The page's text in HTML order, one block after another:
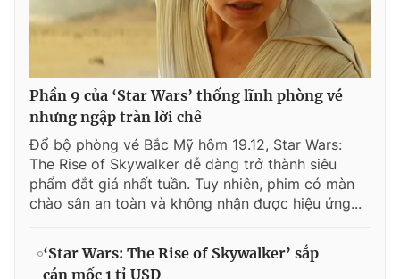
Phần 9 của ‘Star Wars’ thống lĩnh phòng vé
nhưng ngập tràn lời chê
Đổ bộ phòng vé Bắc Mỹ hôm 19.12, Star Wars:
The Rise of Skywalker dễ dàng trở thành siêu
phẩm đắt giá nhất tuần. Tuy nhiên, phim có màn
chào sân an toàn và không nhận được hiệu ứng...
‘Star Wars: The Rise of Skywalker’ sắp
cán mốc 1 tỉ USD